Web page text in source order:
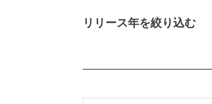
リリース年を絞り込む